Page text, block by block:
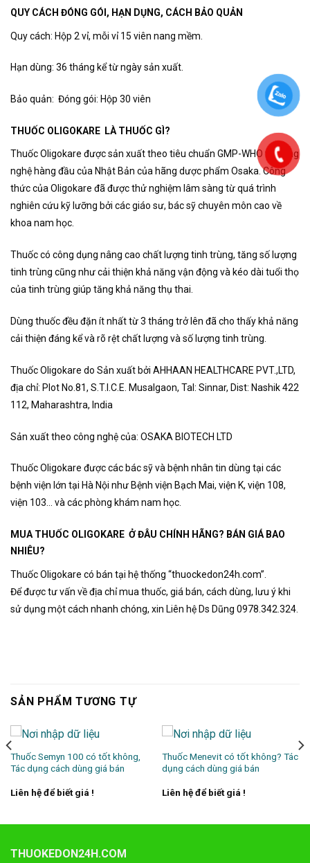
QUY CÁCH ĐÓNG GÓI, HẠN DỤNG, CÁCH BẢO QUẢN
Quy cách: Hộp 2 vỉ, mỗi vỉ 15 viên nang mềm.
Hạn dùng: 36 tháng kể từ ngày sản xuất.
Bảo quản: Đóng gói: Hộp 30 viên
THUỐC OLIGOKARE LÀ THUỐC GÌ?
Thuốc Oligokare được sản xuất theo tiêu chuẩn GMP-WHO và công
nghệ hàng đầu của Nhật Bản của hãng dược phẩm Osaka. Công
thức của Oligokare đã được thử nghiệm lâm sàng từ quá trình
nghiên cứu kỹ lưỡng bởi các giáo sư, bác sỹ chuyên môn cao về
khoa nam học.
Thuốc có công dụng nâng cao chất lượng tinh trùng, tăng số lượng
tinh trùng cũng như cải thiện khả năng vận động và kéo dài tuổi thọ
của tinh trùng giúp tăng khả năng thụ thai.
Dùng thuốc đều đặn ít nhất từ 3 tháng trở lên đã cho thấy khả năng
cải thiện đáng kể và rõ rệt chất lượng và số lượng tinh trùng.
Thuốc Oligokare do Sản xuất bởi AHHAAN HEALTHCARE PVT.,LTD,
địa chỉ: Plot No.81, S.T.I.C.E. Musalgaon, Tal: Sinnar, Dist: Nashik 422
112, Maharashtra, India
Sản xuất theo công nghệ của: OSAKA BIOTECH LTD
Thuốc Oligokare được các bác sỹ và bệnh nhân tin dùng tại các
bệnh viện lớn tại Hà Nội như Bệnh viện Bạch Mai, viện K, viện 108,
viện 103… và các phòng khám nam học.
MUA THUỐC OLIGOKARE Ở ĐÂU CHÍNH HÃNG? BÁN GIÁ BAO
NHIÊU?
Thuốc Oligokare có bán tại hệ thống “thuockedon24h.com”.
Để được tư vấn về địa chỉ mua thuốc, giá bán, cách dùng, lưu ý khi
sử dụng một cách nhanh chóng, xin Liên hệ Ds Dũng 0978.342.324.
SẢN PHẨM TƯƠNG TỰ
Thuốc Semyn 100 có tốt không,
Tác dụng cách dùng giá bán
Liên hệ để biết giá !
Thuốc Menevit có tốt không? Tác
dụng cách dùng giá bán
Liên hệ để biết giá !
THUOKEDON24H.COM